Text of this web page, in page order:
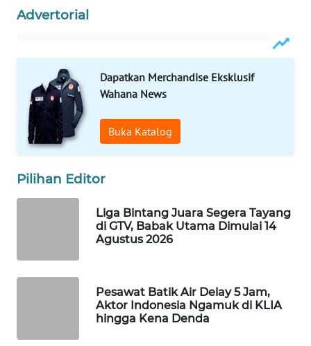
Advertorial
Dapatkan Merchandise Eksklusif
Wahana News
Buka Katalog
Pilihan Editor
Liga Bintang Juara Segera Tayang
di GTV, Babak Utama Dimulai 14
Agustus 2026
Pesawat Batik Air Delay 5 Jam,
Aktor Indonesia Ngamuk di KLIA
hingga Kena Denda
HEALTH
WISATA
LAPAK
WAHANA
Network
KELISTRIKAN